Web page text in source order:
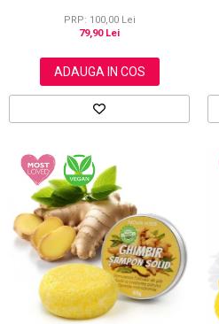
PRP: 100,00 Lei
79,90 Lei
ADAUGA IN COS